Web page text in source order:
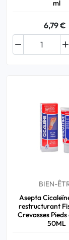
ml
6,79 €


BIEN-
Asepta
restructurant
Crevasses
50ML